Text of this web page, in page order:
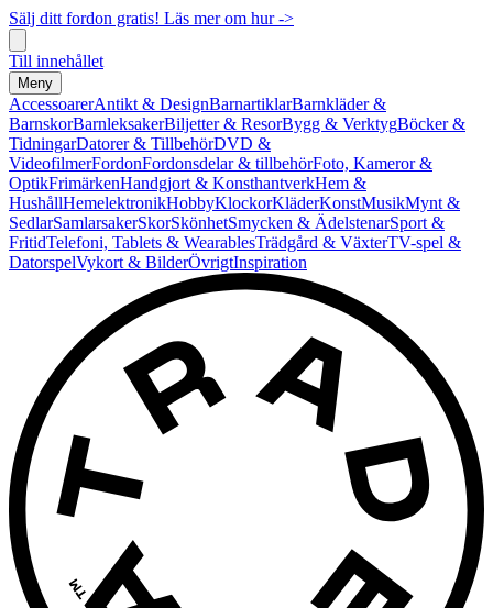
Sälj ditt fordon gratis! Läs mer om hur ->
Till innehållet
Meny
AccessoarerAntikt & DesignBarnartiklarBarnkläder &
BarnskorBarnleksakerBiljetter & ResorBygg & VerktygBöcker &
TidningarDatorer & TillbehörDVD &
VideofilmerFordonFordonsdelar & tillbehörFoto, Kameror &
OptikFrimärkenHandgjort & KonsthantverkHem &
HushållHemelektronikHobbyKlockorKläderKonstMusikMynt &
SedlarSamlarsakerSkorSkönhetSmycken & ÄdelstenarSport &
FritidTelefoni, Tablets & WearablesTrädgård & VäxterTV-spel &
DatorspelVykort & BilderÖvrigtInspiration